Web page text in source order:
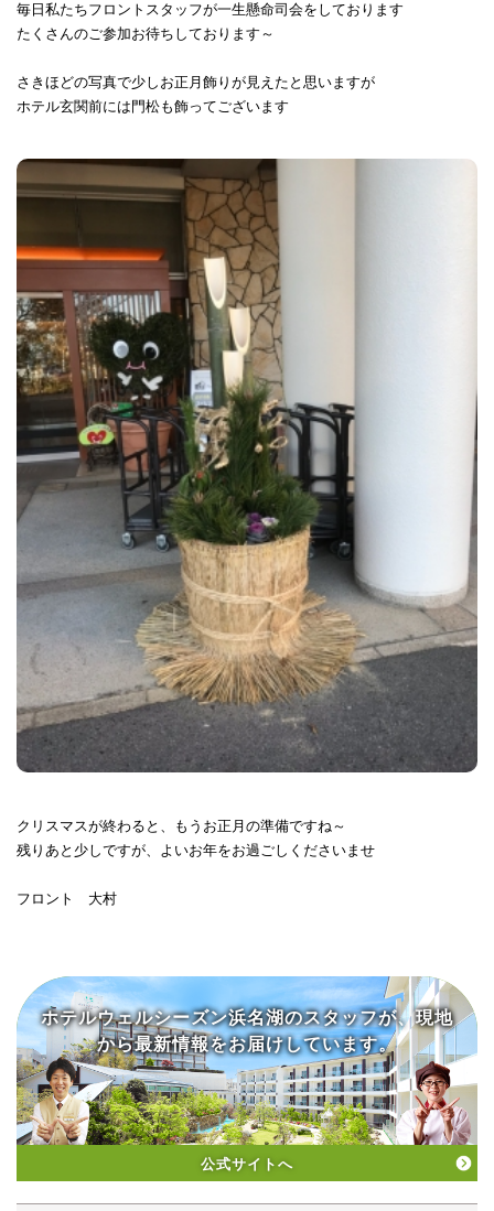
毎日私たちフロントスタッフが一生懸命司会をしております
たくさんのご参加お待ちしております～
さきほどの写真で少しお正月飾りが見えたと思いますが
ホテル玄関前には門松も飾ってございます
クリスマスが終わると、もうお正月の準備ですね～
残りあと少しですが、よいお年をお過ごしくださいませ
フロント 大村
ホテルウェルシーズン浜名湖のスタッフが、現地
から最新情報をお届けしています。
公式サイトへ